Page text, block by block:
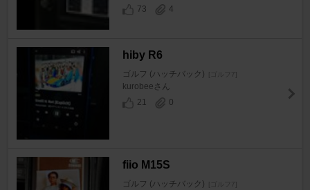
73
4
hiby R6
ゴルフ (ハッチバック) [ゴルフ7]
kurobeeさん
21
0
fiio M15S
ゴルフ (ハッチバック) [ゴルフ7]